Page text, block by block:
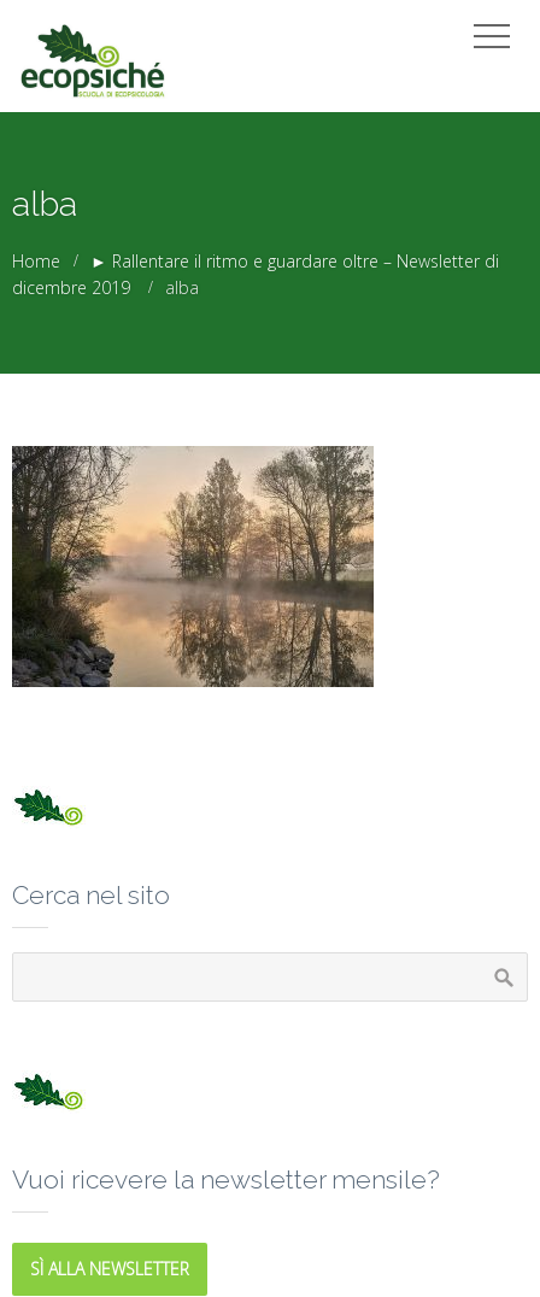
alba
Home
► Rallentare il ritmo e guardare oltre – Newsletter di
dicembre 2019
alba
Cerca nel sito
Vuoi ricevere la newsletter mensile?
SÌ ALLA NEWSLETTER